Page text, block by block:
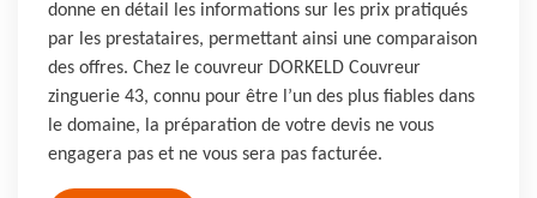
donne en détail les informations sur les prix pratiqués
par les prestataires, permettant ainsi une comparaison
des offres. Chez le couvreur DORKELD Couvreur
zinguerie 43, connu pour être l’un des plus fiables dans
le domaine, la préparation de votre devis ne vous
engagera pas et ne vous sera pas facturée.